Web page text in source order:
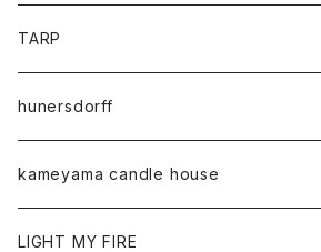
TARP
hunersdorff
kameyama candle house
LIGHT MY FIRE